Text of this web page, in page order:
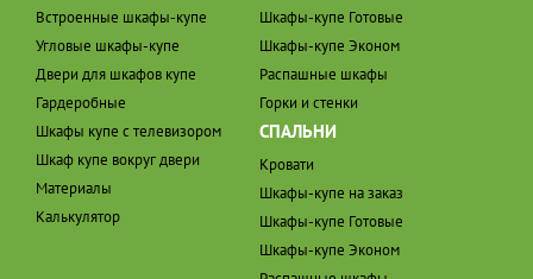
Встроенные шкафы-купе
Угловые шкафы-купе
Двери для шкафов купе
Гардеробные
Шкафы купе с телевизором
Шкаф купе вокруг двери
Материалы
Калькулятор
Шкафы-купе Готовые
Шкафы-купе Эконом
Распашные шкафы
Горки и стенки
СПАЛЬНИ
Кровати
Шкафы-купе на заказ
Шкафы-купе Готовые
Шкафы-купе Эконом